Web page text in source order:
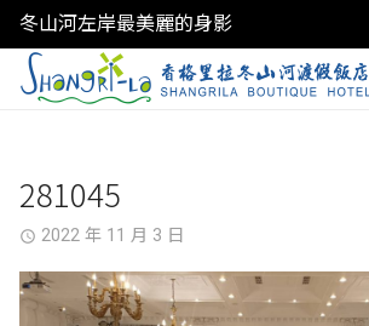
冬山河左岸最美麗的身影
281045
access_time 2022 年 11 月 3 日